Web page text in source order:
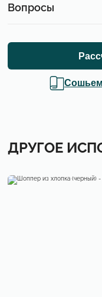
Вопросы
Сошьем
ДРУГОЕ